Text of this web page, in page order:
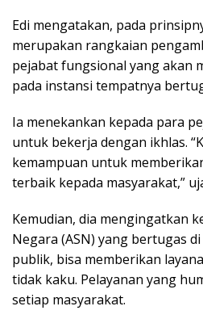
Edi mengatakan, pada
merupakan rangkaian
pejabat fungsional yang akan
pada instansi tempatnya
Ia menekankan kepada para
untuk bekerja dengan ikhlas.
kemampuan untuk
terbaik kepada masyarakat,”
Kemudian, dia mengingatkan
Negara (ASN) yang bertugas
publik, bisa memberikan
tidak kaku. Pelayanan yang
setiap masyarakat.